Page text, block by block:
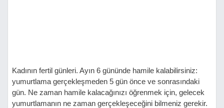
Kadının fertil günleri. Ayın 6 gününde hamile kalabilirsiniz:
yumurtlama gerçekleşmeden 5 gün önce ve sonrasındaki
gün. Ne zaman hamile kalacağınızı öğrenmek için, gelecek
yumurtlamanın ne zaman gerçekleşeceğini bilmeniz gerekir.